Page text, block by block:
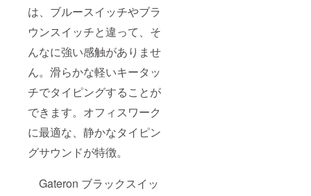
は、ブルースイッチやブラ
ウンスイッチと違って、そ
んなに強い感触がありませ
ん。滑らかな軽いキータッ
チでタイピングすることが
できます。オフィスワーク
に最適な、静かなタイピン
グサウンドが特徴。
Gateron ブラックスイッ